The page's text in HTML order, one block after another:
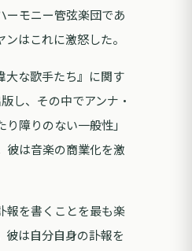
ーモニー管弦楽団であ
ンはこれに激怒した。
大な歌手たち』に関す
し、その中でアンナ・
障りのない一般性」
彼は音楽の商業化を激
報を書くことを最も楽
彼は自分自身の訃報を